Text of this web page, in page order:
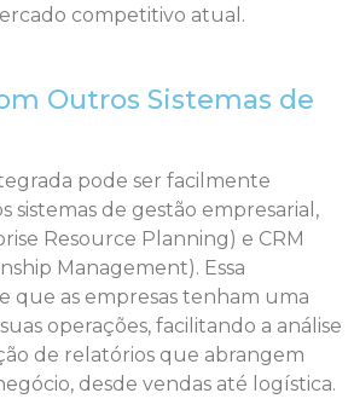
competitivo atual.
Outros Sistemas de
pode ser facilmente
sistemas de gestão empresarial,
Resource Planning) e CRM
Management). Essa
que as empresas tenham uma
operações, facilitando a análise
de relatórios que abrangem
desde vendas até logística.